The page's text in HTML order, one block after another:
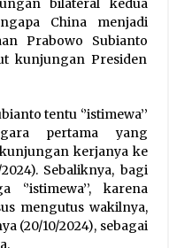
China menjadi
Prabowo Subianto
kunjungan Presiden
tentu ‘’istimewa’’
pertama yang
kerjanya ke
Sebaliknya, bagi
karena
mengutus wakilnya,
(20/10/2024), sebagai